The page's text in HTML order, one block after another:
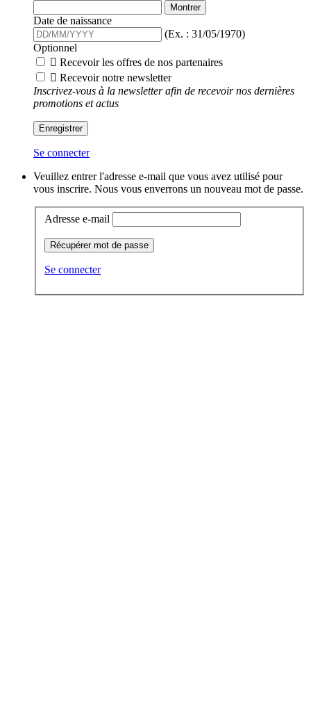
Montrer
Date de naissance
(Ex. : 31/05/1970)
Optionnel
 Recevoir les offres de nos partenaires
 Recevoir notre newsletter
Inscrivez-vous à la newsletter afin de recevoir nos dernières
promotions et actus
Enregistrer
Se connecter
Veuillez entrer l'adresse e-mail que vous avez utilisé pour
vous inscrire. Nous vous enverrons un nouveau mot de passe.
Adresse e-mail
Récupérer mot de passe
Se connecter